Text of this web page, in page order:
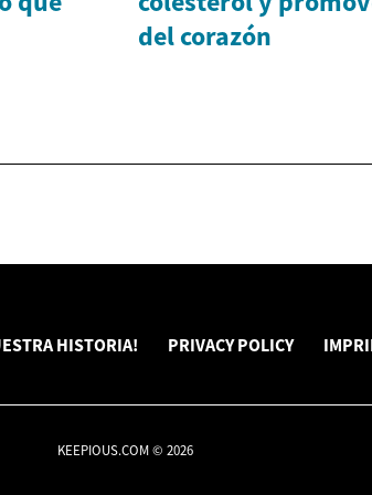
del corazón
HISTORIA! PRIVACY POLICY
KEEPIOUS.COM © 2026